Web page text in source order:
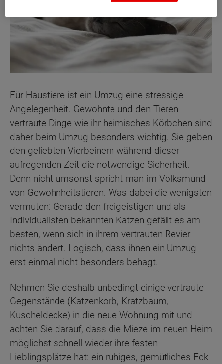
Für Haustiere ist ein Umzug eine stressige
Angelegenheit. Gewohnte und den Tieren
vertraute Dinge wie ihr heimisches Körbchen sind
daher beim Umzug besonders wichtig. Sie geben
den geliebten Vierbeinern während dieser
aufregenden Zeit die notwendige Sicherheit.
Denn nicht umsonst spricht man im Volksmund
von Gewohnheitstieren. Was dabei die wenigsten
vermuten: Gerade den freigeistigen und als
Individualisten bekannten Katzen gefällt es am
besten, wenn sich in ihrem vertrauten Revier
nichts ändert. Logisch, dass ihnen ein Umzug
erst einmal nicht besonders behagt.
Nehmen Sie deshalb unbedingt einige vertraute
Gegenstände (Katzenkorb, Kratzbaum,
Kuscheldecke) in die neue Wohnung mit und
achten Sie darauf, dass die Mieze im neuen Heim
möglichst schnell wieder ihre festen
Lieblingsplätze hat: ein ruhiges, gemütliches Eck